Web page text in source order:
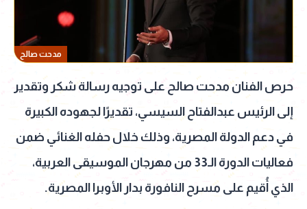
مدحت صالح
حرص الفنان مدحت صالح على توجيه رسالة شكر وتقدير
إلى الرئيس عبدالفتاح السيسي، تقديرًا لجهوده الكبيرة
في دعم الدولة المصرية، وذلك خلال حفله الغنائي ضمن
فعاليات الدورة الـ33 من مهرجان الموسيقى العربية،
الذي أُقيم على مسرح النافورة بدار الأوبرا المصرية.